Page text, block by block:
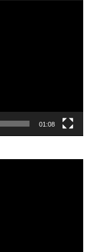
01:08